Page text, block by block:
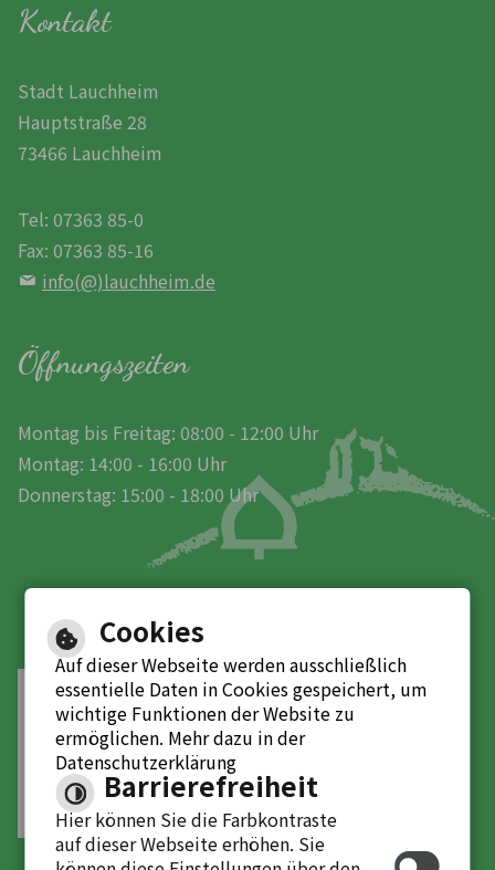
Kontakt
Stadt Lauchheim
Hauptstraße 28
73466 Lauchheim
Tel: 07363 85-0
Fax: 07363 85-16
info(@)lauchheim.de
Öffnungszeiten
Montag bis Freitag: 08:00 - 12:00 Uhr
Montag: 14:00 - 16:00 Uhr
Donnerstag: 15:00 - 18:00 Uhr
Leichte Sprache
Gebärdensprache
Barrierefreie Ansicht
Cookies
Auf dieser Webseite werden ausschließlich
essentielle Daten in Cookies gespeichert, um
wichtige Funktionen der Website zu
ermöglichen. Mehr dazu in der
Datenschutzerklärung
Barrierefreiheit
Hier können Sie die Farbkontraste
auf dieser Webseite erhöhen. Sie